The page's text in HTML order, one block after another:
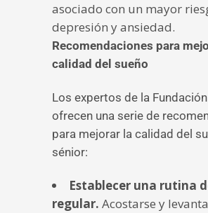
asociado con un mayor
depresión y ansiedad.
Recomendaciones para
calidad del sueño
Los expertos de la Fundación
ofrecen una serie de
para mejorar la calidad del
sénior:
Establecer una rutina
regular. Acostarse y